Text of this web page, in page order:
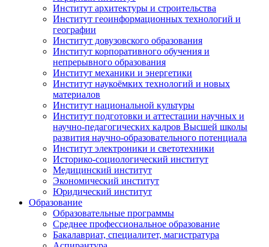
Институт архитектуры и строительства
Институт геоинформационных технологий и
географии
Институт довузовского образования
Институт корпоративного обучения и
непрерывного образования
Институт механики и энергетики
Институт наукоёмких технологий и новых
материалов
Институт национальной культуры
Институт подготовки и аттестации научных и
научно-педагогических кадров Высшей школы
развития научно-образовательного потенциала
Институт электроники и светотехники
Историко-социологический институт
Медицинский институт
Экономический институт
Юридический институт
Образование
Образовательные программы
Среднее профессиональное образование
Бакалавриат, специалитет, магистратура